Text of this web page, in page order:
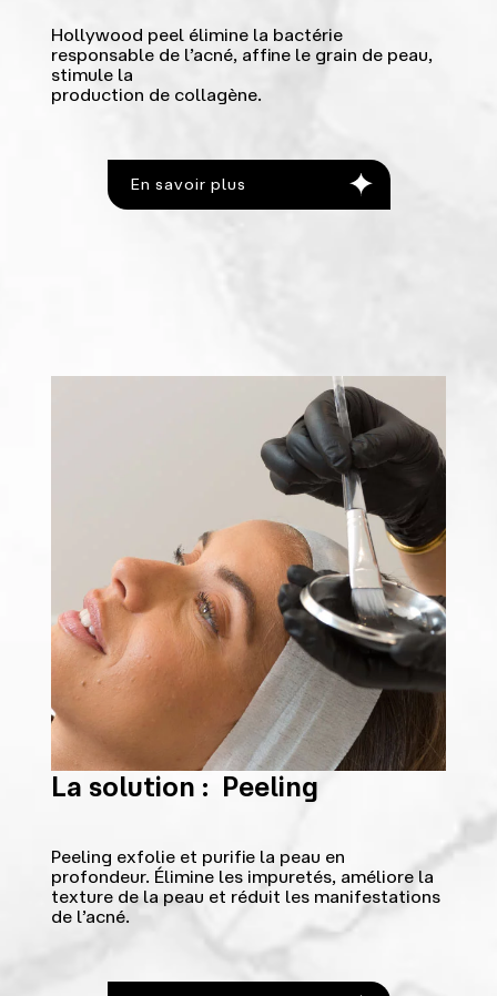
Hollywood peel élimine la bactérie
responsable de l’acné, affine le grain de peau,
stimule la
production de collagène.
En savoir plus
La solution : Peeling
Peeling exfolie et purifie la peau en
profondeur. Élimine les impuretés, améliore la
texture de la peau et réduit les manifestations
de l’acné.